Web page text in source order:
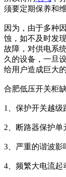
须要定期保养和维
因为，由于多种
蚀，如不及时发
故障，对供电系
久的设备，一旦
给用户造成巨大的
合肥低压开关柜
1、保护开关越级
2、断路器保护单
3、严重的谐波影
4、频繁大电流起